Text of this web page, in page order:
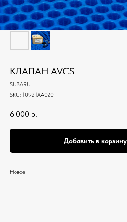
КЛАПАН AVCS
SUBARU
SKU: 10921AA020
6 000 р.
Добавить в корзину
Новое